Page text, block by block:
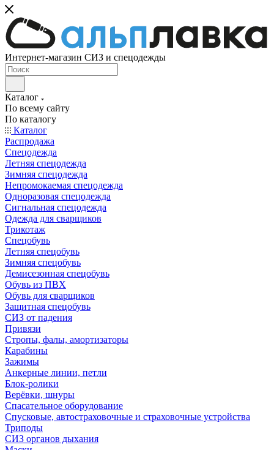
Интернет-магазин СИЗ и спецодежды
Каталог
По всему сайту
По каталогу
Каталог
Распродажа
Спецодежда
Летняя спецодежда
Зимняя спецодежда
Непромокаемая спецодежда
Одноразовая спецодежда
Сигнальная спецодежда
Одежда для сварщиков
Трикотаж
Спецобувь
Летняя спецобувь
Зимняя спецобувь
Демисезонная спецобувь
Обувь из ПВХ
Обувь для сварщиков
Защитная спецобувь
СИЗ от падения
Привязи
Стропы, фалы, амортизаторы
Карабины
Зажимы
Анкерные линии, петли
Блок-ролики
Верёвки, шнуры
Спасательное оборудование
Спусковые, автостраховочные и страховочные устройства
Триподы
СИЗ органов дыхания